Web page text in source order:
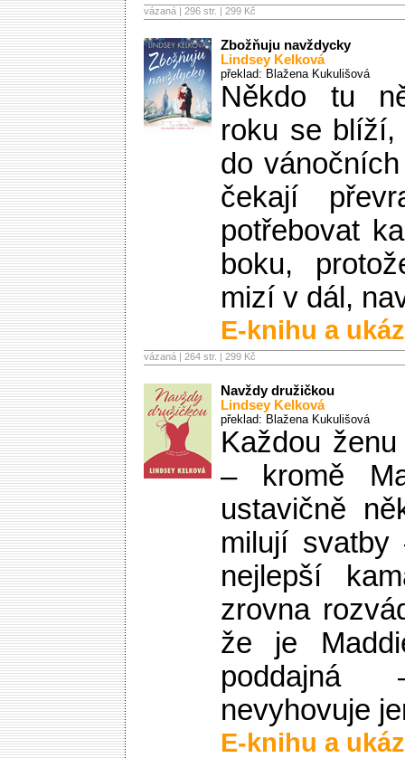
vázaná | 296 str. | 299 Kč
Zbožňuju navždycky
Lindsey Kelková
překlad: Blažena Kukulišová
Někdo tu
roku se blíží,
do
čekají
potřebovat
boku,
mizí v dál,
E-knihu a
vázaná | 264 str. | 299 Kč
Navždy družičkou
Lindsey Kelková
překlad: Blažena Kukulišová
Každou
– kromě
ustavičně
milují
nejlepší
zrovna
že je
nevyhovuje
E-knihu a